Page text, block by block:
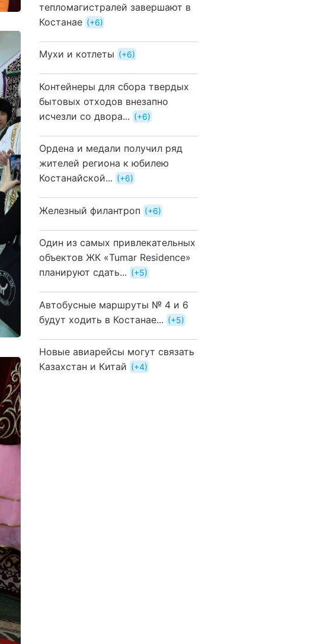
тепломагистралей завершают в
Костанае
+6
Мухи и котлеты +6
Контейнеры для сбора твердых
бытовых отходов внезапно
исчезли со двора...
+6
Ордена и медали получил ряд
жителей региона к юбилею
Костанайской...
+6
Железный филантроп +6
Один из самых привлекательных
объектов ЖК «Tumar Residence»
планируют сдать...
+5
Автобусные маршруты № 4 и 6
будут ходить в Костанае...
+5
Новые авиарейсы могут связать
Казахстан и Китай
+4